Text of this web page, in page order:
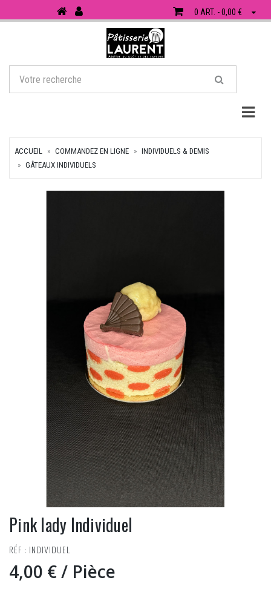
0 ART. - 0,00 €
ACCUEIL COMMANDEZ EN LIGNE
INDIVIDUELS & DEMIS
GÂTEAUX INDIVIDUELS
Pink lady Individuel
RÉF : INDIVIDUEL
4,00 €/ Pièce